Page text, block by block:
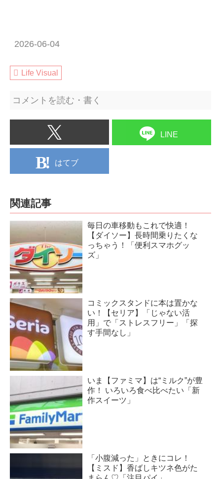
2026-06-04
Life Visual
コメントを読む・書く
LINE
はてブ
関連記事
毎日の車移動もこれで快適！
【ダイソー】長時間乗りたくな
っちゃう！「便利スマホグッ
ズ」
コミックスタンドに本は置かな
い！【セリア】「じゃない活
用」で「ストレスフリー」「探
す手間なし」
いま【ファミマ】は“ミルク”が豊
作！ いろいろ食べ比べたい「新
作スイーツ」
「小腹減った」ときにコレ！
【ミスド】香ばしキツネ色がた